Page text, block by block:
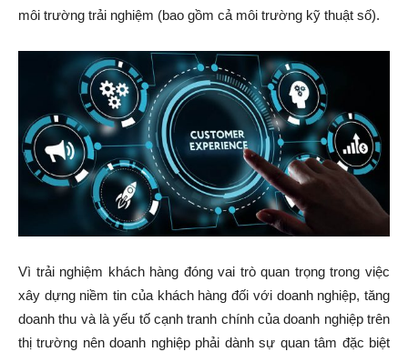
môi trường trải nghiệm (bao gồm cả môi trường kỹ thuật số).
Vì trải nghiệm khách hàng đóng vai trò quan trọng trong việc
xây dựng niềm tin của khách hàng đối với doanh nghiệp, tăng
doanh thu và là yếu tố cạnh tranh chính của doanh nghiệp trên
thị trường nên doanh nghiệp phải dành sự quan tâm đặc biệt